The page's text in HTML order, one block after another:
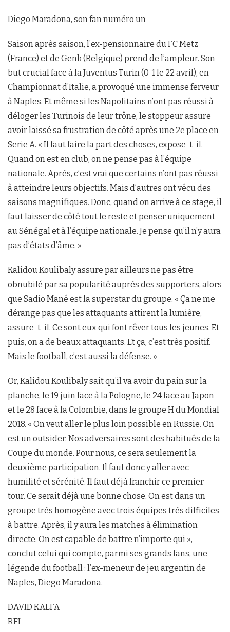
Diego Maradona, son fan numéro un
Saison après saison, l’ex-pensionnaire du FC Metz
(France) et de Genk (Belgique) prend de l’ampleur. Son
but crucial face à la Juventus Turin (0-1 le 22 avril), en
Championnat d’Italie, a provoqué une immense ferveur
à Naples. Et même si les Napolitains n’ont pas réussi à
déloger les Turinois de leur trône, le stoppeur assure
avoir laissé sa frustration de côté après une 2e place en
Serie A. « Il faut faire la part des choses, expose-t-il.
Quand on est en club, on ne pense pas à l’équipe
nationale. Après, c’est vrai que certains n’ont pas réussi
à atteindre leurs objectifs. Mais d’autres ont vécu des
saisons magnifiques. Donc, quand on arrive à ce stage, il
faut laisser de côté tout le reste et penser uniquement
au Sénégal et à l’équipe nationale. Je pense qu’il n’y aura
pas d’états d’âme. »
Kalidou Koulibaly assure par ailleurs ne pas être
obnubilé par sa popularité auprès des supporters, alors
que Sadio Mané est la superstar du groupe. « Ça ne me
dérange pas que les attaquants attirent la lumière,
assure-t-il. Ce sont eux qui font rêver tous les jeunes. Et
puis, on a de beaux attaquants. Et ça, c’est très positif.
Mais le football, c’est aussi la défense. »
Or, Kalidou Koulibaly sait qu’il va avoir du pain sur la
planche, le 19 juin face à la Pologne, le 24 face au Japon
et le 28 face à la Colombie, dans le groupe H du Mondial
2018. « On veut aller le plus loin possible en Russie. On
est un outsider. Nos adversaires sont des habitués de la
Coupe du monde. Pour nous, ce sera seulement la
deuxième participation. Il faut donc y aller avec
humilité et sérénité. Il faut déjà franchir ce premier
tour. Ce serait déjà une bonne chose. On est dans un
groupe très homogène avec trois équipes très difficiles
à battre. Après, il y aura les matches à élimination
directe. On est capable de battre n’importe qui »,
conclut celui qui compte, parmi ses grands fans, une
légende du football : l’ex-meneur de jeu argentin de
Naples, Diego Maradona.
DAVID KALFA
RFI